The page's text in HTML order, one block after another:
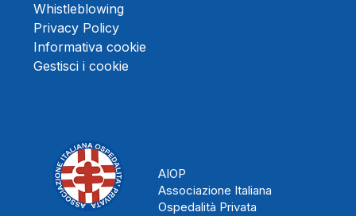
Whistleblowing
Privacy Policy
Informativa cookie
Gestisci i cookie
AIOP
Associazione Italiana
Ospedalità Privata